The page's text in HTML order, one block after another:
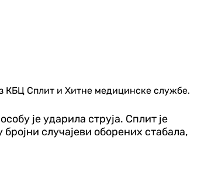
КБЦ Сплит и Хитне медицинске службе.
је ударила струја. Сплит је
случајеви оборених стабала,